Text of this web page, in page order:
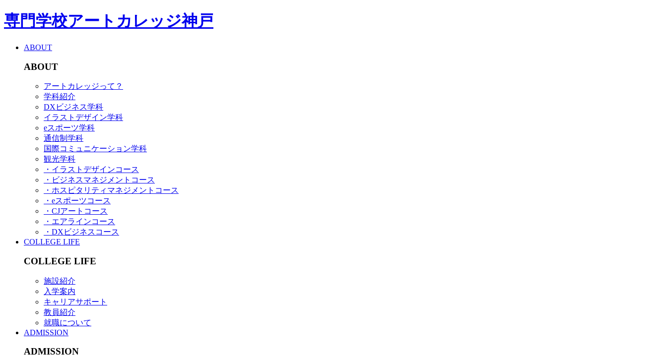
専門学校アートカレッジ神戸
ABOUT
ABOUT
アートカレッジって？
学科紹介
DXビジネス学科
イラストデザイン学科
eスポーツ学科
通信制学科
国際コミュニケーション学科
観光学科
・イラストデザインコース
・ビジネスマネジメントコース
・ホスピタリティマネジメントコース
・eスポーツコース
・CJアートコース
・エアラインコース
・DXビジネスコース
COLLEGE LIFE
COLLEGE LIFE
施設紹介
入学案内
キャリアサポート
教員紹介
就職について
ADMISSION
ADMISSION